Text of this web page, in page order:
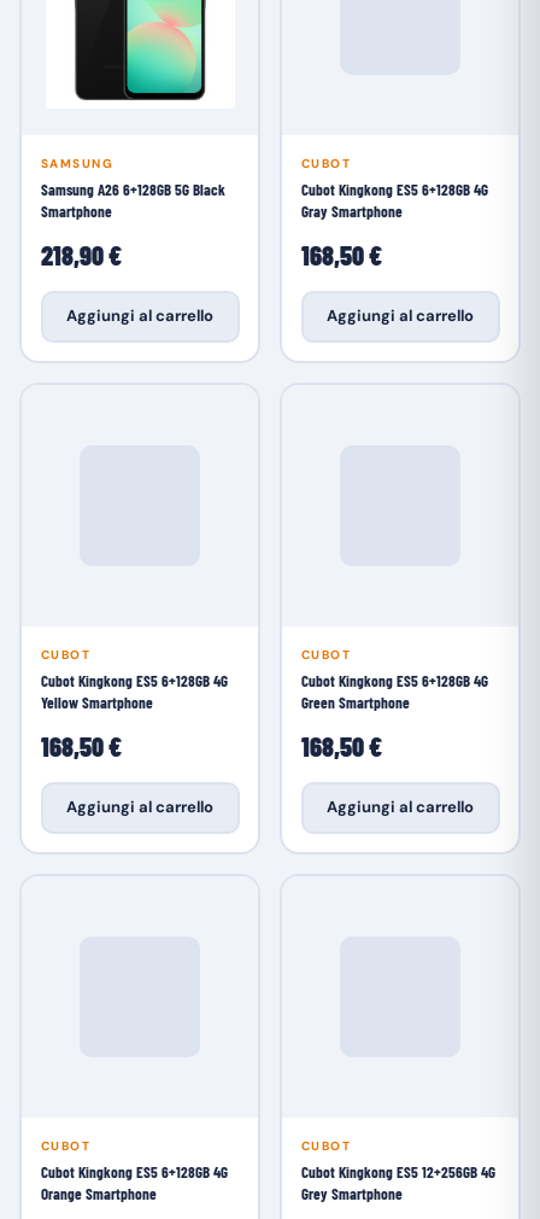
SAMSUNG
Samsung A26 6+128GB 5G Black
Smartphone
218,90 €
Aggiungi al carrello
CUBOT
Cubot Kingkong ES5 6+128GB 4G
Gray Smartphone
168,50 €
Aggiungi al carrello
CUBOT
Cubot Kingkong ES5 6+128GB 4G
Yellow Smartphone
168,50 €
Aggiungi al carrello
CUBOT
Cubot Kingkong ES5 6+128GB 4G
Green Smartphone
168,50 €
Aggiungi al carrello
CUBOT
Cubot Kingkong ES5 6+128GB 4G
Orange Smartphone
CUBOT
Cubot Kingkong ES5 12+256GB 4G
Grey Smartphone